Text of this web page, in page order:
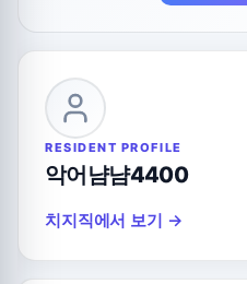
RESIDENT PROFILE
악어냠냠4400
치지직에서 보기 →